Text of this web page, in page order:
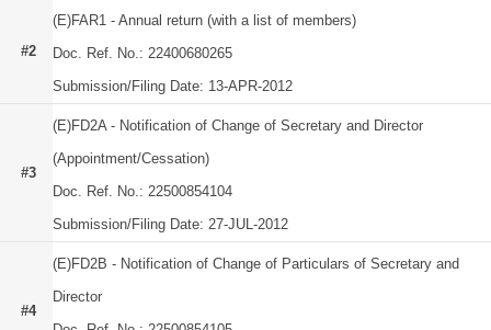
#2
(E)FAR1 - Annual return (with a list of members)
Doc. Ref. No.: 22400680265
Submission/Filing Date: 13-APR-2012
#3
(E)FD2A - Notification of Change of Secretary and Director
(Appointment/Cessation)
Doc. Ref. No.: 22500854104
Submission/Filing Date: 27-JUL-2012
#4
(E)FD2B - Notification of Change of Particulars of Secretary and
Director